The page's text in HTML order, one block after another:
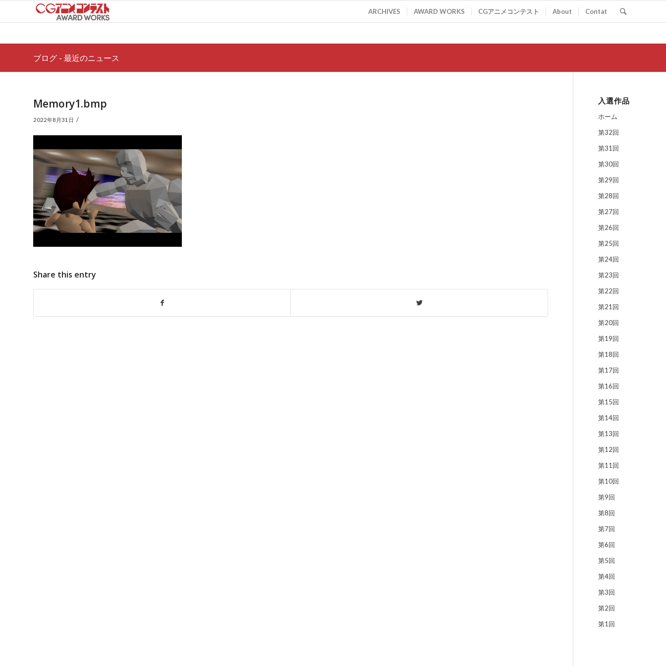
ARCHIVES AWARD WORKS CGアニメコンテスト About Contat
ブログ - 最近のニュース
Memory1.bmp
2022年8月31日 /
Share this entry
入選作品
ホーム
第32回
第31回
第30回
第29回
第28回
第27回
第26回
第25回
第24回
第23回
第22回
第21回
第20回
第19回
第18回
第17回
第16回
第15回
第14回
第13回
第12回
第11回
第10回
第9回
第8回
第7回
第6回
第5回
第4回
第3回
第2回
第1回